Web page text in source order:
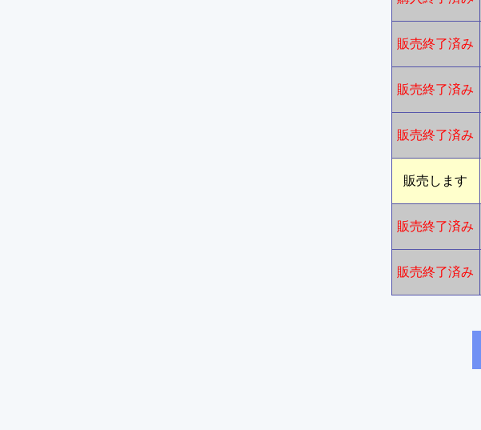
販売終了済み
販売終了済み
販売終了済み
販売します
販売終了済み
販売終了済み